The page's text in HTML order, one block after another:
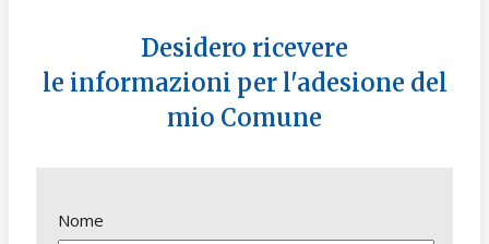
Desidero ricevere
le informazioni per l'adesione del
mio Comune
Nome